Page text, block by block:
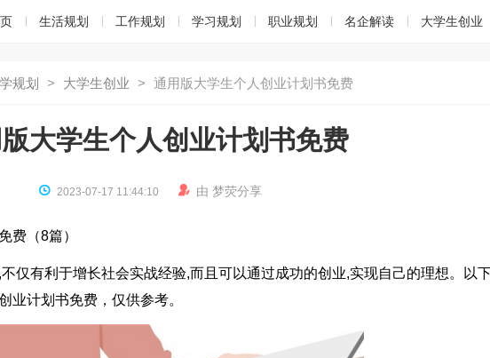
生活规划 工作规划 学习规划 职业规划 名企解读 大学生创业
规划 > 大学生创业 > 通用版大学生个人创业计划书免费
大学生个人创业计划书免费
 2023-07-17 11:44:10  由 梦荧分享
费（8篇）
仅有利于增长社会实战经验,而且可以通过成功的创业,实现自己的理想。以
业计划书免费，仅供参考。